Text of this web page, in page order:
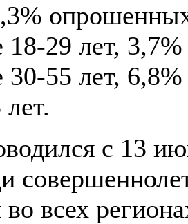
18-29 лет,
30-55 лет,
с 13
всех